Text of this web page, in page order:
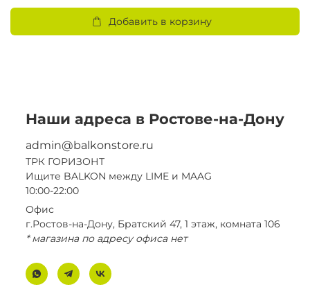
Добавить в корзину
Наши адреса в Ростове-на-Дону
admin@balkonstore.ru
ТРК ГОРИЗОНТ
Ищите BALKON между LIME и MAAG
10:00-22:00
Офис
г.Ростов-на-Дону, Братский 47, 1 этаж, комната 106
* магазина по адресу офиса нет